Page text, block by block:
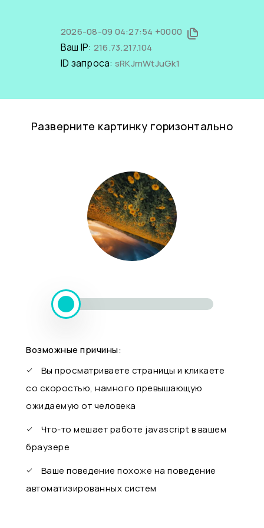
2026-08-09 04:27:54 +0000
Ваш IP: 216.73.217.104
ID запроса: sRKJmWtJuGk1
Разверните картинку горизонтально
Возможные причины:
Вы просматриваете страницы и кликаете
со скоростью, намного превышающую
ожидаемую от человека
Что-то мешает работе javascript в вашем
браузере
Ваше поведение похоже на поведение
автоматизированных систем